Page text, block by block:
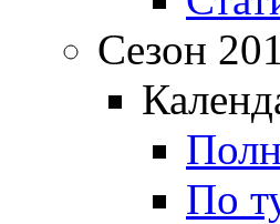
Сезон
По